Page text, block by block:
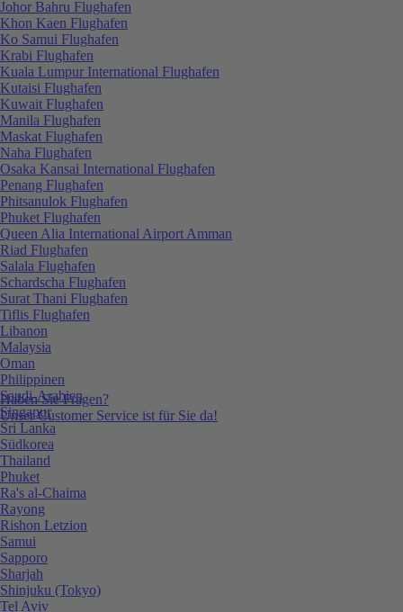
Haben Sie Fragen?
Unser Customer Service ist für Sie da!
Johor Bahru Flughafen
Khon Kaen Flughafen
Ko Samui Flughafen
Krabi Flughafen
Kuala Lumpur International Flughafen
Kutaisi Flughafen
Kuwait Flughafen
Manila Flughafen
Maskat Flughafen
Naha Flughafen
Osaka Kansai International Flughafen
Penang Flughafen
Phitsanulok Flughafen
Phuket Flughafen
Queen Alia International Airport Amman
Riad Flughafen
Salala Flughafen
Schardscha Flughafen
Surat Thani Flughafen
Tiflis Flughafen
Libanon
Malaysia
Oman
Philippinen
Saudi-Arabien
Singapur
Sri Lanka
Südkorea
Thailand
Phuket
Ra's al-Chaima
Rayong
Rishon Letzion
Samui
Sapporo
Sharjah
Shinjuku (Tokyo)
Tel Aviv